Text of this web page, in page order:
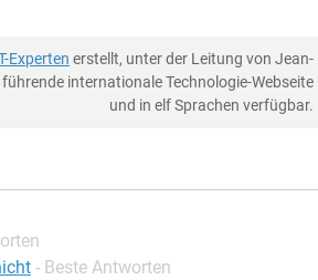
Experten erstellt, unter der Leitung von Jean-
internationale Technologie-Webseite
und in elf Sprachen verfügbar.
- Beste Antworten